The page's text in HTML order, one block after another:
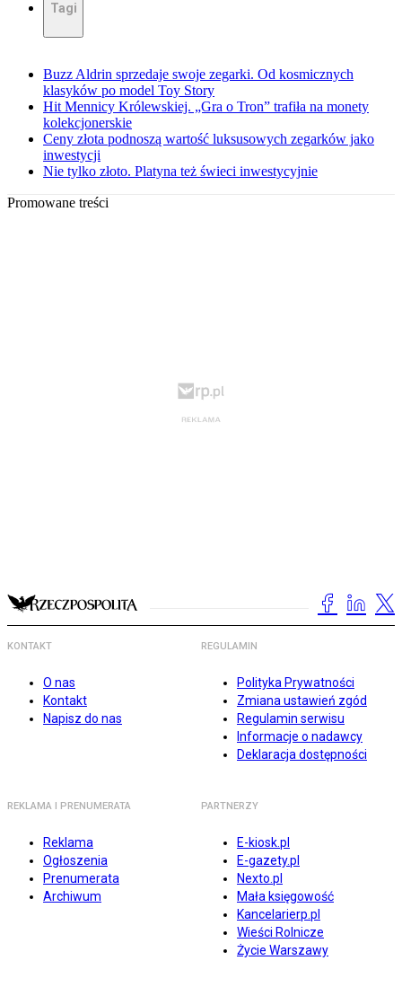
Tagi
Buzz Aldrin sprzedaje swoje zegarki. Od kosmicznych
klasyków po model Toy Story
Hit Mennicy Królewskiej. „Gra o Tron” trafiła na monety
kolekcjonerskie
Ceny złota podnoszą wartość luksusowych zegarków jako
inwestycji
Nie tylko złoto. Platyna też świeci inwestycyjnie
Promowane treści
KONTAKT
O nas
Kontakt
Napisz do nas
REGULAMIN
Polityka Prywatności
Zmiana ustawień zgód
Regulamin serwisu
Informacje o nadawcy
Deklaracja dostępności
REKLAMA I PRENUMERATA
Reklama
Ogłoszenia
Prenumerata
Archiwum
PARTNERZY
E-kiosk.pl
E-gazety.pl
Nexto.pl
Mała księgowość
Kancelarierp.pl
Wieści Rolnicze
Życie Warszawy